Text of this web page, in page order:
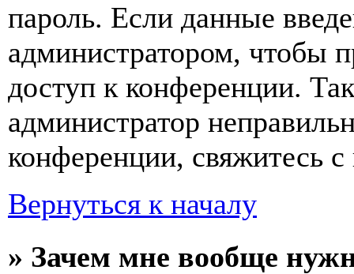
пароль. Если данные
администратором, чтобы
доступ к конференции.
администратор
конференции, свяжитесь
Вернуться к началу
» Зачем мне вообще